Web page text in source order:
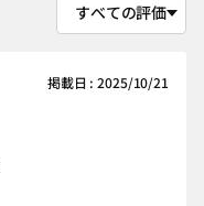
掲載日 : 2025/10/21